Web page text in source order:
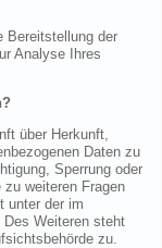
Bereitstellung der
Analyse Ihres
über Herkunft,
Daten zu
Sperrung oder
weiteren Fragen
unter der im
Des Weiteren steht
zu.